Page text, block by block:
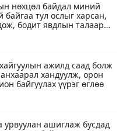
нөхцөл байдал миний
байгаа тул ослыг харсан,
бодит явдлын талаар
ажилд саад болж
хандуулж, орон
байгуулах үүрэг өглөө
урвуулан ашиглаж бусдад